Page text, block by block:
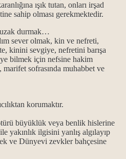
ışık tutan, onları irşad
sahip olması gerekmektedir.
durmak…
sever olmak, kin ve nefreti,
kinini sevgiye, nefretini barışa
bilmek için nefsine hakim
sofrasında muhabbet ve
korumaktır.
büyüklük veya benlik hislerine
yakınlık ilgisini yanlış algılayıp
ve Dünyevi zevkler bahçesine